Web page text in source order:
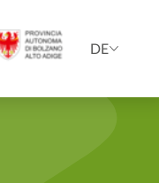
DE